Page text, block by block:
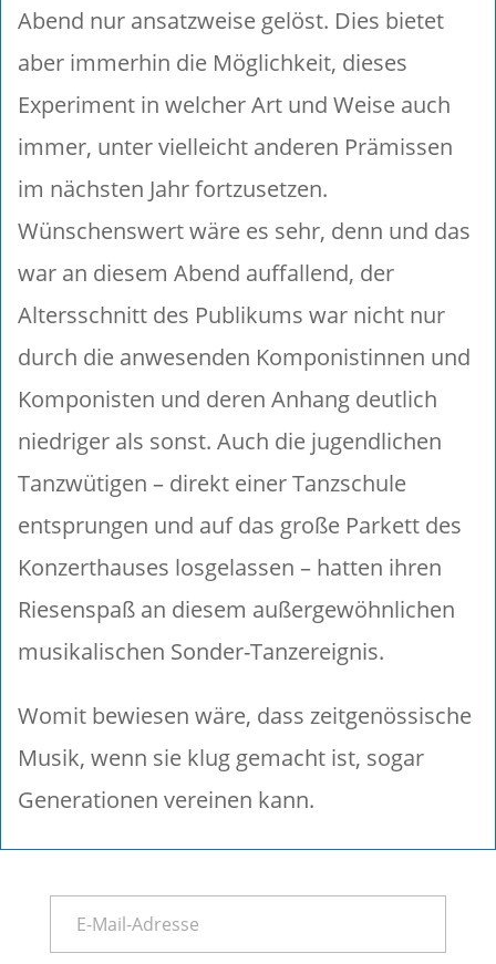
Abend nur ansatzweise gelöst. Dies bietet
aber immerhin die Möglichkeit, dieses
Experiment in welcher Art und Weise auch
immer, unter vielleicht anderen Prämissen
im nächsten Jahr fortzusetzen.
Wünschenswert wäre es sehr, denn und das
war an diesem Abend auffallend, der
Altersschnitt des Publikums war nicht nur
durch die anwesenden Komponistinnen und
Komponisten und deren Anhang deutlich
niedriger als sonst. Auch die jugendlichen
Tanzwütigen – direkt einer Tanzschule
entsprungen und auf das große Parkett des
Konzerthauses losgelassen – hatten ihren
Riesenspaß an diesem außergewöhnlichen
musikalischen Sonder-Tanzereignis.
Womit bewiesen wäre, dass zeitgenössische
Musik, wenn sie klug gemacht ist, sogar
Generationen vereinen kann.